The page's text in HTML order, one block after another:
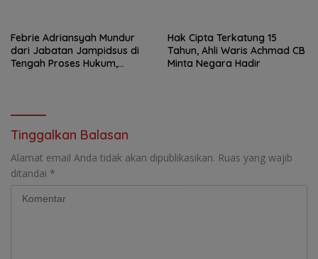
Febrie Adriansyah Mundur
dari Jabatan Jampidsus di
Tengah Proses Hukum,
Hak Cipta Terkatung 15
Tahun, Ahli Waris Achmad CB
Minta Negara Hadir
Tinggalkan Balasan
Alamat email Anda tidak akan dipublikasikan. Ruas yang wajib
ditandai *